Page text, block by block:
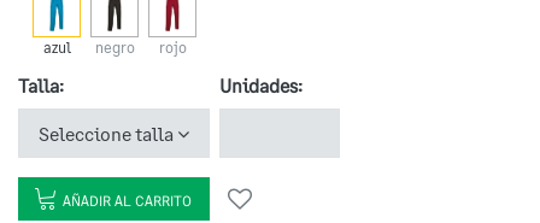
azul negro rojo
Talla:
Seleccione talla
Unidades:
AÑADIR AL CARRITO